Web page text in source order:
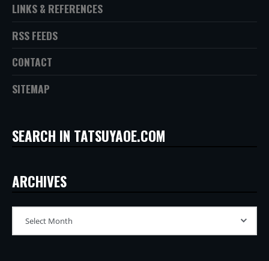
LINKS & REFERENCES
RSS FEEDS
CONTACT
SITEMAP
SEARCH IN TATSUYAOE.COM
ARCHIVES